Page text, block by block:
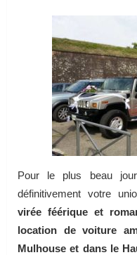
Pour le plus beau
définitivement votre
virée féérique et
location de voiture
Mulhouse et dans le